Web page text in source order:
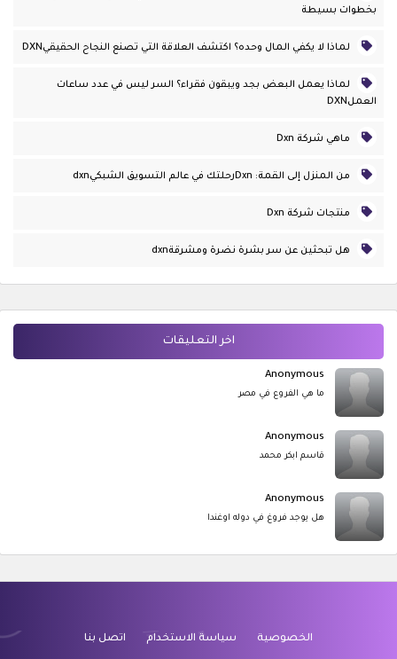
بخطوات بسيطة
لماذا لا يكفي المال وحده؟ اكتشف العلاقة التي تصنع النجاح الحقيقيDXN
لماذا يعمل البعض بجد ويبقون فقراء؟ السر ليس في عدد ساعات
العملDXN
ماهي شركة Dxn
من المنزل إلى القمة: Dxnرحلتك في عالم التسويق الشبكيdxn
منتجات شركة Dxn
هل تبحثين عن سر بشرة نضرة ومشرقةdxn
اخر التعليقات
Anonymous
ما هي الفروع في مصر
Anonymous
قاسم ابكر محمد
Anonymous
هل يوجد فروغ في دوله اوغندا
الخصوصية سياسة الاستخدام اتصل بنا